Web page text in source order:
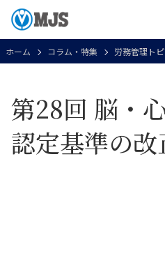
ホーム コラム・特集 労務管理ト
第28回 脳・
認定基準の改